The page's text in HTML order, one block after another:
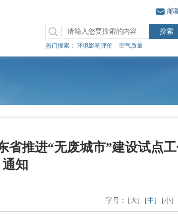
邮
热门搜索： 环境影响评价 空气质量
省推进“无废城市”建设试点
通知
字号： [大] [中] [小]